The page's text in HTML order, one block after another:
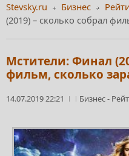
Stevsky.ru Бизнес
(2019) – сколько собрал
Мстители: Финал
фильм, сколько
14.07.2019 22:21 Бизнес-